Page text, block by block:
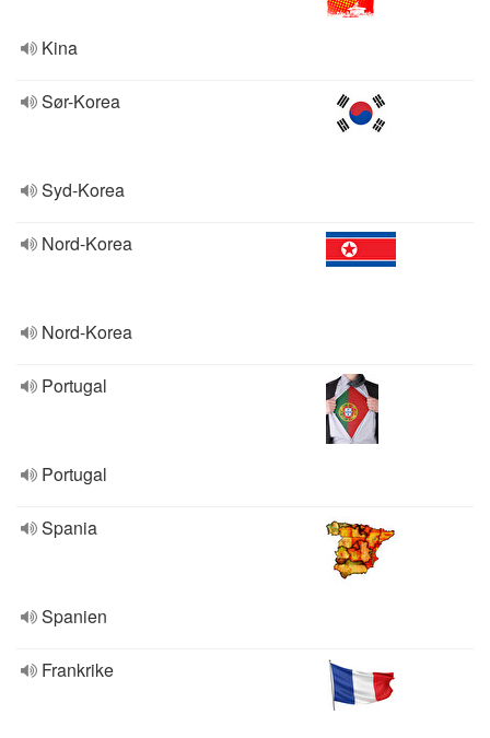
Kina
Sør-Korea
Syd-Korea
Nord-Korea
Nord-Korea
Portugal
Portugal
Spania
Spanien
Frankrike